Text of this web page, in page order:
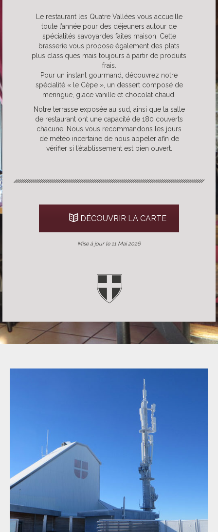
Le restaurant les Quatre Vallées vous accueille
toute l’année pour des déjeuners autour de
spécialités savoyardes faites maison. Cette
brasserie vous propose également des plats
plus classiques mais toujours à partir de produits
frais.
Pour un instant gourmand, découvrez notre
spécialité « le Cèpe », un dessert composé de
meringue, glace vanille et chocolat chaud.
Notre terrasse exposée au sud, ainsi que la salle
de restaurant ont une capacité de 180 couverts
chacune. Nous vous recommandons les jours
de météo incertaine de nous appeler afin de
vérifier si l’établissement est bien ouvert.
DÉCOUVRIR LA CARTE
Mise à jour le 11 Mai 2026